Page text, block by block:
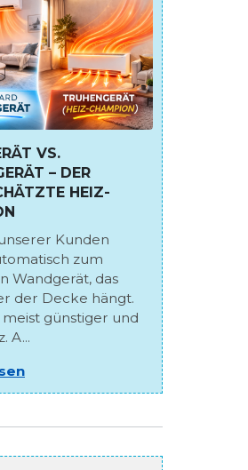
VS.
– DER
HEIZ-
Kunden
zum
Wandgerät, das
der Decke hängt.
meist günstiger und
A...